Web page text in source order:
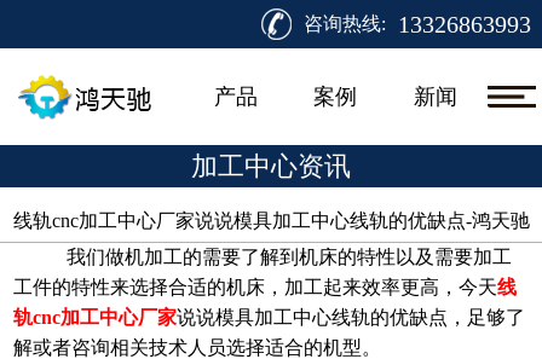
咨询热线: 13326863993
产品 案例 新闻
加工中心资讯
线轨cnc加工中心厂家说说模具加工中心线轨的优缺点-鸿天驰​
我们做机加工的需要了解到机床的特性以及需要加工
工件的特性来选择合适的机床，加工起来效率更高，今天线
轨cnc加工中心厂家说说模具加工中心线轨的优缺点，足够了
解或者咨询相关技术人员选择适合的机型。